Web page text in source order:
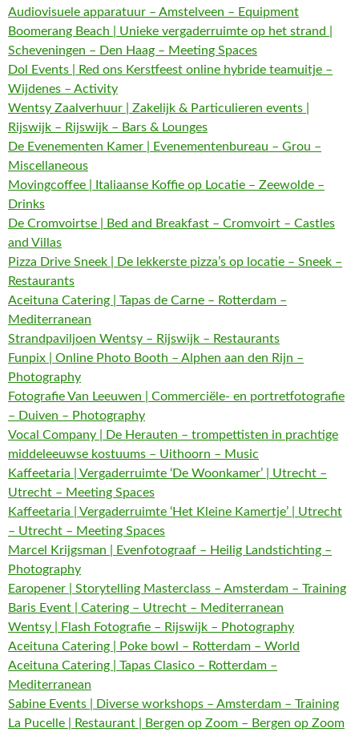
Audiovisuele apparatuur – Amstelveen – Equipment
Boomerang Beach | Unieke vergaderruimte op het strand |
Scheveningen – Den Haag – Meeting Spaces
Dol Events | Red ons Kerstfeest online hybride teamuitje –
Wijdenes – Activity
Wentsy Zaalverhuur | Zakelijk & Particulieren events |
Rijswijk – Rijswijk – Bars & Lounges
De Evenementen Kamer | Evenementenbureau – Grou –
Miscellaneous
Movingcoffee | Italiaanse Koffie op Locatie – Zeewolde –
Drinks
De Cromvoirtse | Bed and Breakfast – Cromvoirt – Castles
and Villas
Pizza Drive Sneek | De lekkerste pizza’s op locatie – Sneek –
Restaurants
Aceituna Catering | Tapas de Carne – Rotterdam –
Mediterranean
Strandpaviljoen Wentsy – Rijswijk – Restaurants
Funpix | Online Photo Booth – Alphen aan den Rijn –
Photography
Fotografie Van Leeuwen | Commerciële- en portretfotografie
– Duiven – Photography
Vocal Company | De Herauten – trompettisten in prachtige
middeleeuwse kostuums – Uithoorn – Music
Kaffeetaria | Vergaderruimte ‘De Woonkamer’ | Utrecht –
Utrecht – Meeting Spaces
Kaffeetaria | Vergaderruimte ‘Het Kleine Kamertje’ | Utrecht
– Utrecht – Meeting Spaces
Marcel Krijgsman | Evenfotograaf – Heilig Landstichting –
Photography
Earopener | Storytelling Masterclass – Amsterdam – Training
Baris Event | Catering – Utrecht – Mediterranean
Wentsy | Flash Fotografie – Rijswijk – Photography
Aceituna Catering | Poke bowl – Rotterdam – World
Aceituna Catering | Tapas Clasico – Rotterdam –
Mediterranean
Sabine Events | Diverse workshops – Amsterdam – Training
La Pucelle | Restaurant | Bergen op Zoom – Bergen op Zoom